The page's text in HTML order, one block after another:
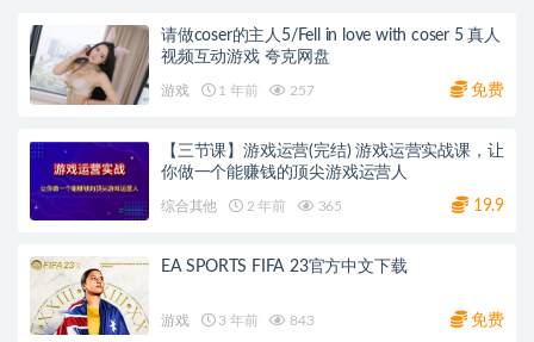
请做coser的主人5/Fell in love with coser 5 真人
视频互动游戏 夸克网盘
游戏 1 年前 257 免费
【三节课】游戏运营(完结) 游戏运营实战课，让
你做一个能赚钱的顶尖游戏运营人
综合其他 2 年前 365 19.9
EA SPORTS FIFA 23官方中文下载
游戏 3 年前 843 免费